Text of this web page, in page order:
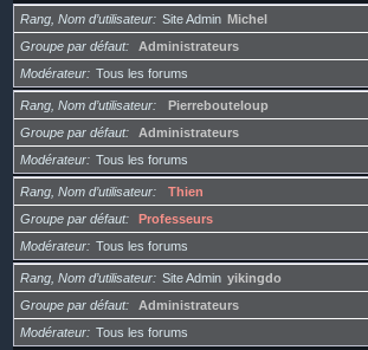
Rang, Nom d’utilisateur Site Admin Michel
Groupe par défaut
Administrateurs
Modérateur
Tous les forums
Rang, Nom d’utilisateur
Pierrebouteloup
Groupe par défaut
Administrateurs
Modérateur
Tous les forums
Rang, Nom d’utilisateur
Thien
Groupe par défaut
Professeurs
Modérateur
Tous les forums
Rang, Nom d’utilisateur Site Admin yikingdo
Groupe par défaut
Administrateurs
Modérateur
Tous les forums